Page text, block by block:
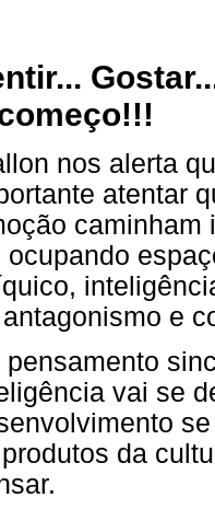
nos alerta
atentar
caminham
ocupando
e
pensamento
vai se
da